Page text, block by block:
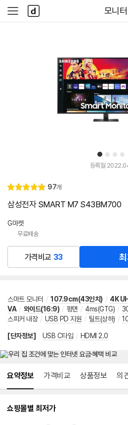
모니터
사
이
다
나
와
1 2 3 4
등록월
별
4.
리
97개
삼성전자 SMART M7 S43BM700
G마켓
무료배송
가격비교 33
스마트 모니터 / 107.9cm(43인치) / 4K
VA / 와이드(16:9) / 평면 / 4ms(GTG) /
스피커 내장 / USB PD 지원 / 틸트(상하) /
[단자정보] USB C타입 / HDMI 2.0
요약정보 가격비교 상품정보 의
쇼핑몰별 최저가